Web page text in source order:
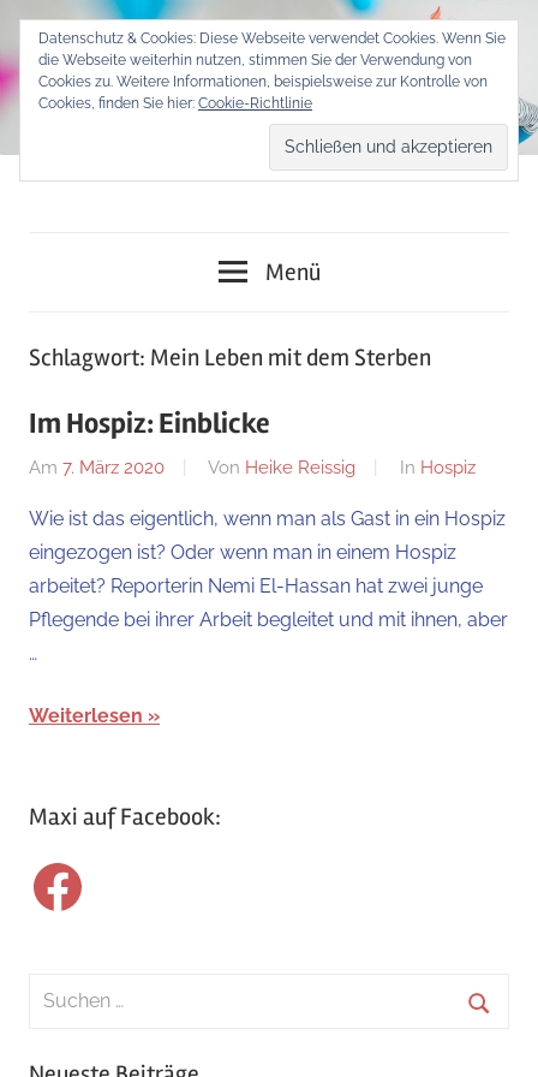
Zum
Inhalt
springen
Mensch
Menü
Schlagwort: Mein Leben mit dem Sterben
Im Hospiz: Einblicke
Am 7. März 2020 Von Heike Reissig In Hospiz
Wie ist das eigentlich, wenn man als Gast in ein Hospiz
eingezogen ist? Oder wenn man in einem Hospiz
arbeitet? Reporterin Nemi El-Hassan hat zwei junge
Pflegende bei ihrer Arbeit begleitet und mit ihnen, aber
…
Weiterlesen
Maxi auf Facebook:
Facebook
Suchen
Datenschutz & Cookies: Diese Webseite verwendet Cookies. Wenn Sie
die Webseite weiterhin nutzen, stimmen Sie der Verwendung von
Cookies zu. Weitere Informationen, beispielsweise zur Kontrolle von
Cookies, finden Sie hier: Cookie-Richtlinie